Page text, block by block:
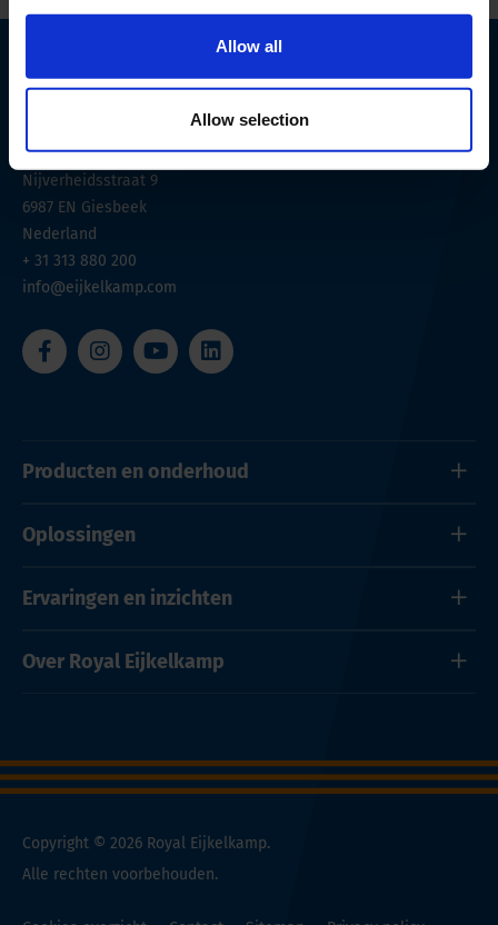
Allow all
Allow selection
Nijverheidsstraat 9
6987 EN Giesbeek
Nederland
+ 31 313 880 200
info@eijkelkamp.com
Producten en onderhoud
Oplossingen
Ervaringen en inzichten
Over Royal Eijkelkamp
Copyright © 2026 Royal Eijkelkamp.
Alle rechten voorbehouden.